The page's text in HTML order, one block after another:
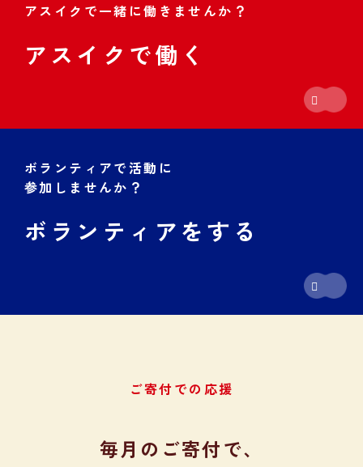
アスイクで一緒に働きませんか？
アスイクで働く
ボランティアで活動に
参加しませんか？
ボランティアをする
ご寄付での応援
毎月のご寄付で、